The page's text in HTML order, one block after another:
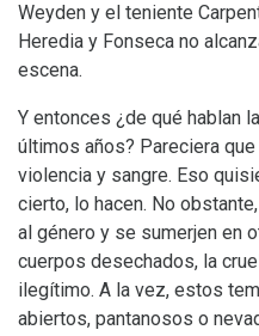
Weyden y el teniente
Heredia y Fonseca no
escena.
Y entonces ¿de qué hablan
últimos años? Pareciera
violencia y sangre. Eso
cierto, lo hacen. No
al género y se sumerjen en
cuerpos desechados, la
ilegítimo. A la vez, estos
abiertos, pantanosos o